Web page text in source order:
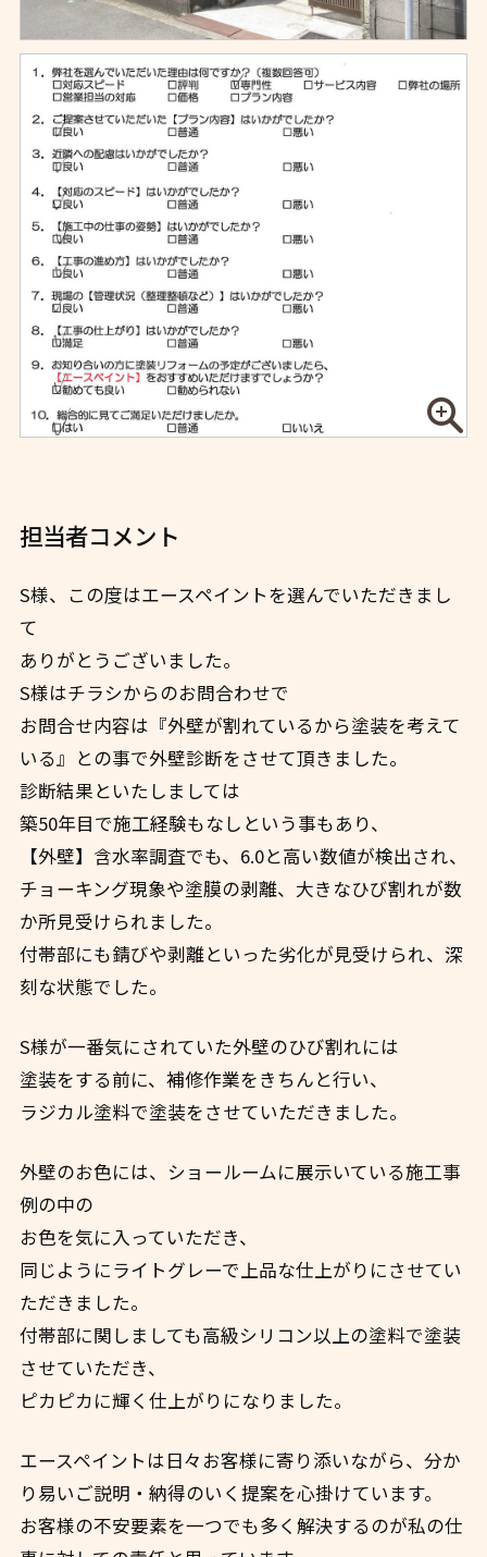
担当者コメント
S様、この度はエースペイントを選んでいただきまし
て
ありがとうございました。
S様はチラシからのお問合わせで
お問合せ内容は『外壁が割れているから塗装を考えて
いる』との事で外壁診断をさせて頂きました。
診断結果といたしましては
築50年目で施工経験もなしという事もあり、
【外壁】含水率調査でも、6.0と高い数値が検出され、
チョーキング現象や塗膜の剥離、大きなひび割れが数
か所見受けられました。
付帯部にも錆びや剥離といった劣化が見受けられ、深
刻な状態でした。
S様が一番気にされていた外壁のひび割れには
塗装をする前に、補修作業をきちんと行い、
ラジカル塗料で塗装をさせていただきました。
外壁のお色には、ショールームに展示いている施工事
例の中の
お色を気に入っていただき、
同じようにライトグレーで上品な仕上がりにさせてい
ただきました。
付帯部に関しましても高級シリコン以上の塗料で塗装
させていただき、
ピカピカに輝く仕上がりになりました。
エースペイントは日々お客様に寄り添いながら、分か
り易いご説明・納得のいく提案を心掛けています。
お客様の不安要素を一つでも多く解決するのが私の仕